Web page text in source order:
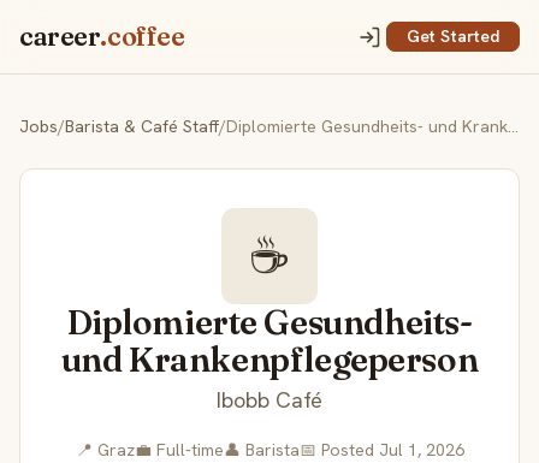
career.coffee Get Started
Jobs/Barista & Café Staff/ Diplomierte Gesundheits- und Krankenpflegeperson
☕
Diplomierte Gesundheits-
und Krankenpflegeperson
Ibobb Café
📍 Graz💼 Full-time👤 Barista📅 Posted Jul 1, 2026